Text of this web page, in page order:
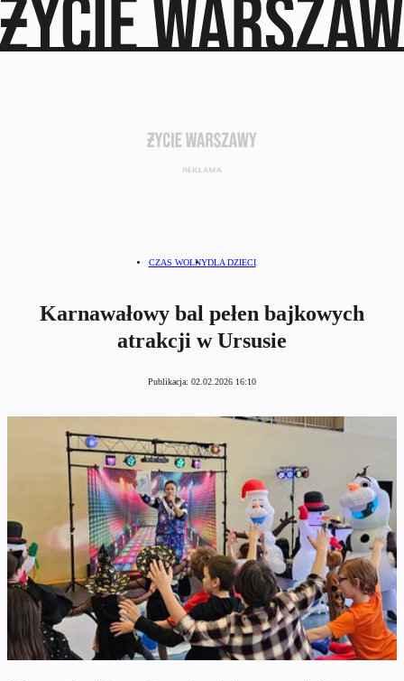
CZAS WOLNYDLA DZIECI
Karnawałowy bal pełen bajkowych
atrakcji w Ursusie
Publikacja: 02.02.2026 16:10